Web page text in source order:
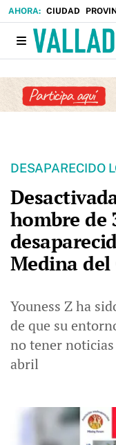
CIUDAD
DESAPARECIDO
hombre de
Medina del
Youness Z ha
de que su
no tener noticias
abril